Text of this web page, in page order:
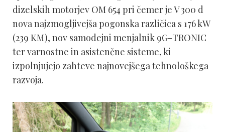
dizelskih motorjev OM 654 pri čemer je V 300 d
nova najzmogljivejša pogonska različica s 176 kW
(239 KM), nov samodejni menjalnik 9G-TRONIC
ter varnostne in asistenčne sisteme, ki
izpolnjujejo zahteve najnovejšega tehnološkega
razvoja.